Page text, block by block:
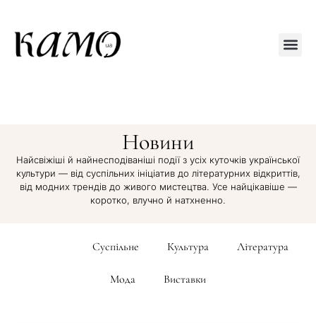
Новини
Найсвіжіші й найнесподіваніші події з усіх куточків української
культури — від суспільних ініціатив до літературних відкриттів,
від модних трендів до живого мистецтва. Усе найцікавіше —
коротко, влучно й натхненно.
Суспільне Культура Література
Мода Виставки